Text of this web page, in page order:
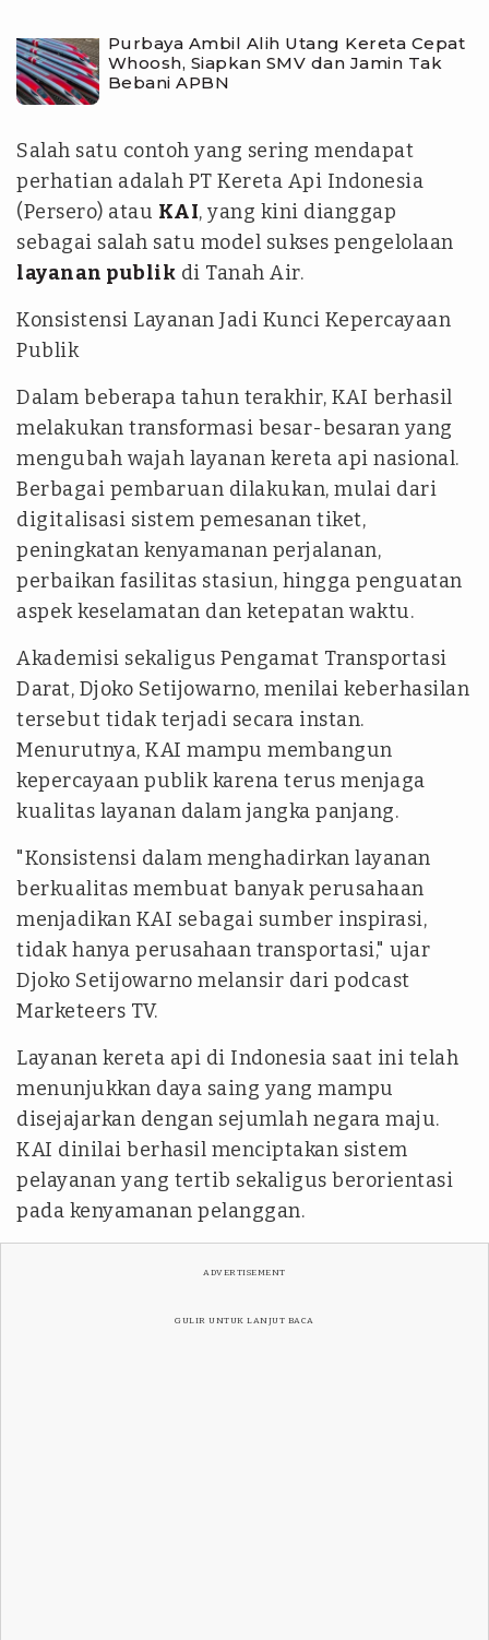
Purbaya Ambil Alih Utang Kereta Cepat
Whoosh, Siapkan SMV dan Jamin Tak
Bebani APBN
Salah satu contoh yang sering mendapat
perhatian adalah PT Kereta Api Indonesia
(Persero) atau KAI, yang kini dianggap
sebagai salah satu model sukses pengelolaan
layanan publik di Tanah Air.
Konsistensi Layanan Jadi Kunci Kepercayaan
Publik
Dalam beberapa tahun terakhir, KAI berhasil
melakukan transformasi besar-besaran yang
mengubah wajah layanan kereta api nasional.
Berbagai pembaruan dilakukan, mulai dari
digitalisasi sistem pemesanan tiket,
peningkatan kenyamanan perjalanan,
perbaikan fasilitas stasiun, hingga penguatan
aspek keselamatan dan ketepatan waktu.
Akademisi sekaligus Pengamat Transportasi
Darat, Djoko Setijowarno, menilai keberhasilan
tersebut tidak terjadi secara instan.
Menurutnya, KAI mampu membangun
kepercayaan publik karena terus menjaga
kualitas layanan dalam jangka panjang.
"Konsistensi dalam menghadirkan layanan
berkualitas membuat banyak perusahaan
menjadikan KAI sebagai sumber inspirasi,
tidak hanya perusahaan transportasi," ujar
Djoko Setijowarno melansir dari podcast
Marketeers TV.
Layanan kereta api di Indonesia saat ini telah
menunjukkan daya saing yang mampu
disejajarkan dengan sejumlah negara maju.
KAI dinilai berhasil menciptakan sistem
pelayanan yang tertib sekaligus berorientasi
pada kenyamanan pelanggan.
ADVERTISEMENT
GULIR UNTUK LANJUT BACA